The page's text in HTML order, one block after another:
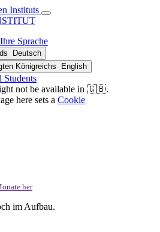
Ihre Sprache
Deutsch
English
Students
not be available in 🇬🇧.
here sets a Cookie
her
im Aufbau.